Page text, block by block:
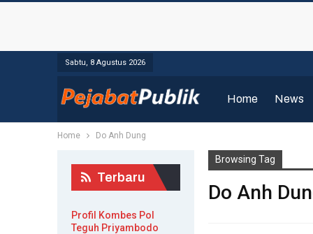
Sabtu, 8 Agustus 2026
Home News
Home Do Anh Dung
Browsing Tag
Do Anh
Terbaru
Profil Kombes Pol
Teguh Priyambodo